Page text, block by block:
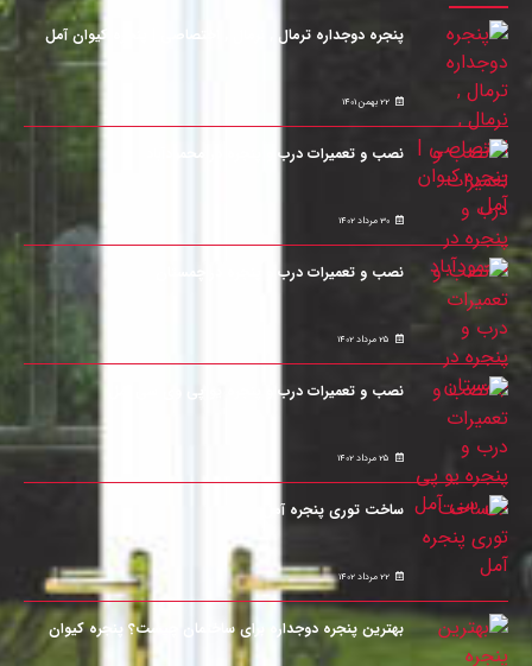
پنجره دوجداره ترمال , نرمال , اختصاصی | پنجره کیوان آمل
22 بهمن 1401
نصب و تعمیرات درب و پنجره در محمودآباد
30 مرداد 1402
نصب و تعمیرات درب و پنجره در چمستان
25 مرداد 1402
نصب و تعمیرات درب و پنجره یو پی وی سی آمل
25 مرداد 1402
ساخت توری پنجره آمل
22 مرداد 1402
بهترین پنجره دوجداره برای ساختمان چیست؟ پنجره کیوان